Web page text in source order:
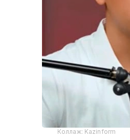
Коллаж: Kazinform